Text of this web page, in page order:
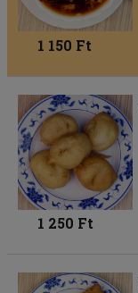
1 150 Ft
1 250 Ft